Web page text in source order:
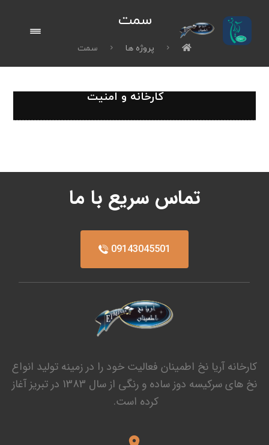
سمت
پروژه ها سمت
کارخانه و امنیت
تماس سریع با ما
09143045501
کارخانه آریا نخ اطمینان فعالیت خود را در زمینه تولید انواع
نخ های سرکیسه دوز ساده و رنگی از سال 1383 در تبریز آغاز
کرده است.